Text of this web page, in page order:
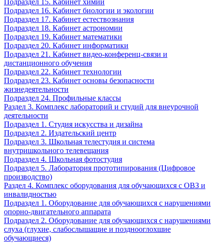
Подраздел 15. Кабинет химии
Подраздел 16. Кабинет биологии и экологии
Подраздел 17. Кабинет естествознания
Подраздел 18. Кабинет астрономии
Подраздел 19. Кабинет математики
Подраздел 20. Кабинет информатики
Подраздел 21. Кабинет видео-конференц-связи и
дистанционного обучения
Подраздел 22. Кабинет технологии
Подраздел 23. Кабинет основы безопасности
жизнедеятельности
Подраздел 24. Профильные классы
Раздел 3. Комплекс лабораторий и студий для внеурочной
деятельности
Подраздел 1. Студия искусства и дизайна
Подраздел 2. Издательский центр
Подраздел 3. Школьная телестудия и система
внутришкольного телевещания
Подраздел 4. Школьная фотостудия
Подраздел 5. Лаборатория прототипирования (Цифровое
производство)
Раздел 4. Комплекс оборудования для обучающихся с ОВЗ и
инвалидностью
Подраздел 1. Оборудование для обучающихся с нарушениями
опорно-двигательного аппарата
Подраздел 2. Оборудование для обучающихся с нарушениями
слуха (глухие, слабослышащие и позднооглохшие
обучающиеся)